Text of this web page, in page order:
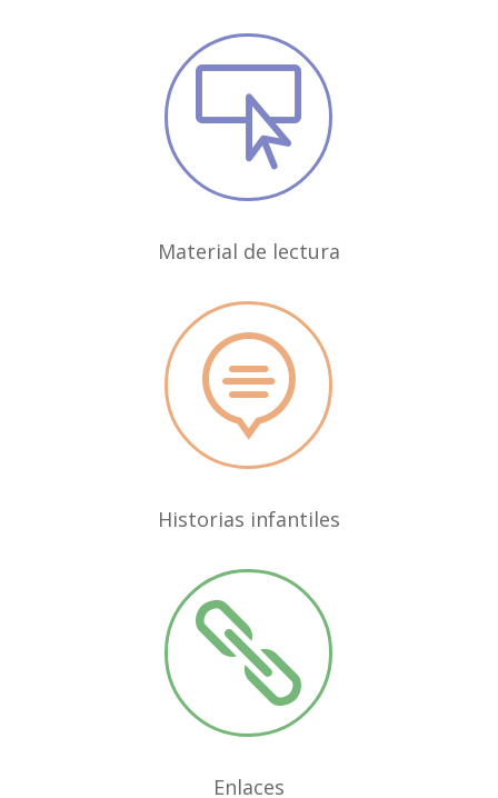

Material de lectura

Historias infantiles

Enlaces